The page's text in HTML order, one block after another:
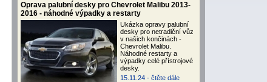
Oprava palubní desky pro Chevrolet Malibu 2013-
2016 - náhodné výpadky a restarty
Ukázka opravy palubní
desky pro netradiční vůz
v našich končinách -
Chevrolet Malibu.
Náhodné restarty a
výpadky celé přístrojové
desky.
15.11.24 - čtěte dále